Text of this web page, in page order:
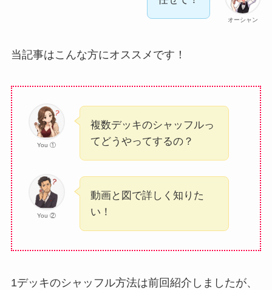
オーシャン
当記事はこんな方にオススメです！
You ①
複数デッキのシャッフルっ
てどうやってするの？
You ②
動画と図で詳しく知りた
い！
1デッキのシャッフル方法は前回紹介しましたが、